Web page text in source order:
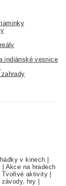
indiánské vesnice
v kinech
Akce na hradech
Tvořivé aktivity
hry